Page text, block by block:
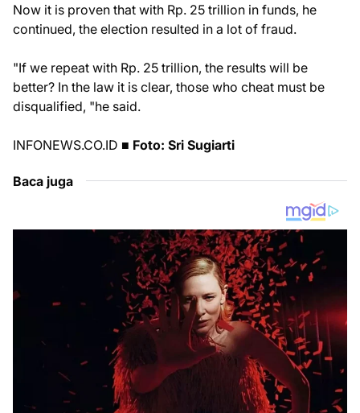
Now it is proven that with Rp. 25 trillion in funds, he
continued, the election resulted in a lot of fraud.
"If we repeat with Rp. 25 trillion, the results will be
better? In the law it is clear, those who cheat must be
disqualified, "he said.
INFONEWS.CO.ID ■ Foto: Sri Sugiarti
Baca juga